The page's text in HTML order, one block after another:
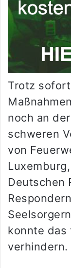
Trotz
noch an
schweren
von
Deutschen
konnte das
verhindern.